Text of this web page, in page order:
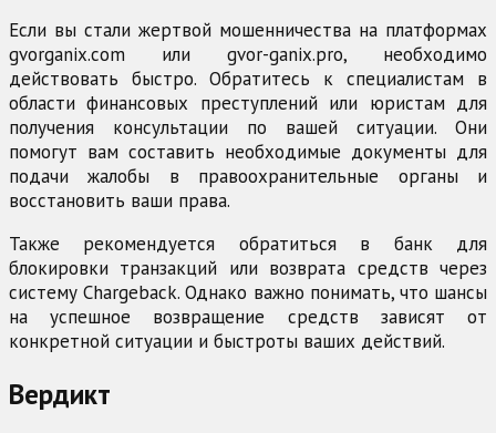
Если вы стали жертвой мошенничества на платформах
gvorganix.com или gvor-ganix.pro, необходимо
действовать быстро. Обратитесь к специалистам в
области финансовых преступлений или юристам для
получения консультации по вашей ситуации. Они
помогут вам составить необходимые документы для
подачи жалобы в правоохранительные органы и
восстановить ваши права.
Также рекомендуется обратиться в банк для
блокировки транзакций или возврата средств через
систему Chargeback. Однако важно понимать, что шансы
на успешное возвращение средств зависят от
конкретной ситуации и быстроты ваших действий.
Вердикт